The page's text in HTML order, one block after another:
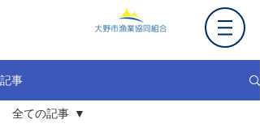
記事
全ての記事